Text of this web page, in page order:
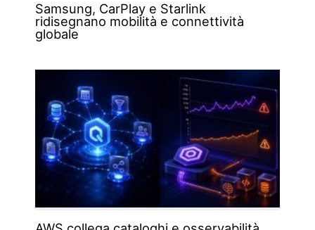
Samsung, CarPlay e Starlink
ridisegnano mobilità e connettività
globale